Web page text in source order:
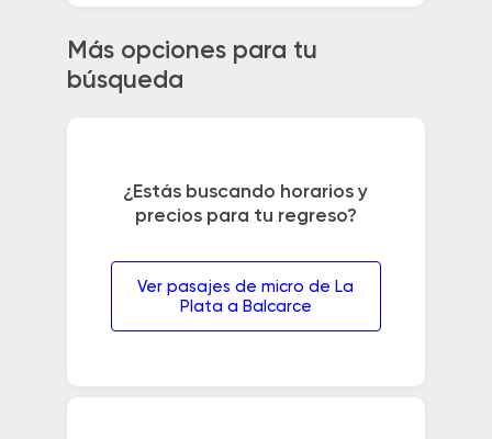
Más opciones para tu
búsqueda
¿Estás buscando horarios y
precios para tu regreso?
Ver pasajes de micro de La
Plata a Balcarce